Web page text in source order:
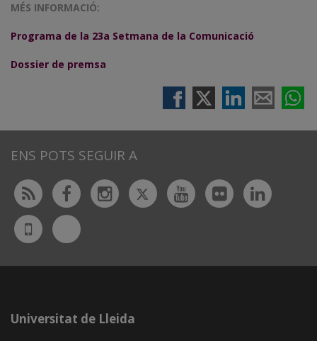
MÉS INFORMACIÓ:
Programa de la 23a Setmana de la Comunicació
Dossier de premsa
ENS POTS SEGUIR A
Rss FacebookInstagram
TwitterYoutubeFlickr
UdL
App
Bluesky
Universitat de Lleida